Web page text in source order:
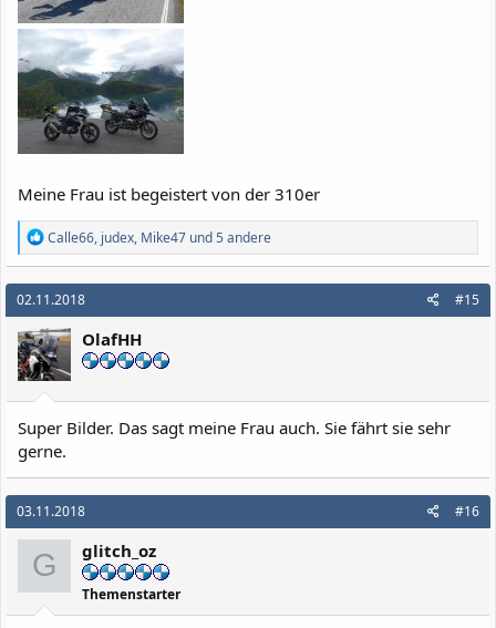
Meine Frau ist begeistert von der 310er
R
e
a
k
t
i
o
n
e
n
Calle66, judex, Mike47 und 5 andere
02.11.2018 #15
OlafHH
Super Bilder. Das sagt meine Frau auch. Sie fährt sie sehr
gerne.
03.11.2018 #16
G glitch_oz
Themenstarter